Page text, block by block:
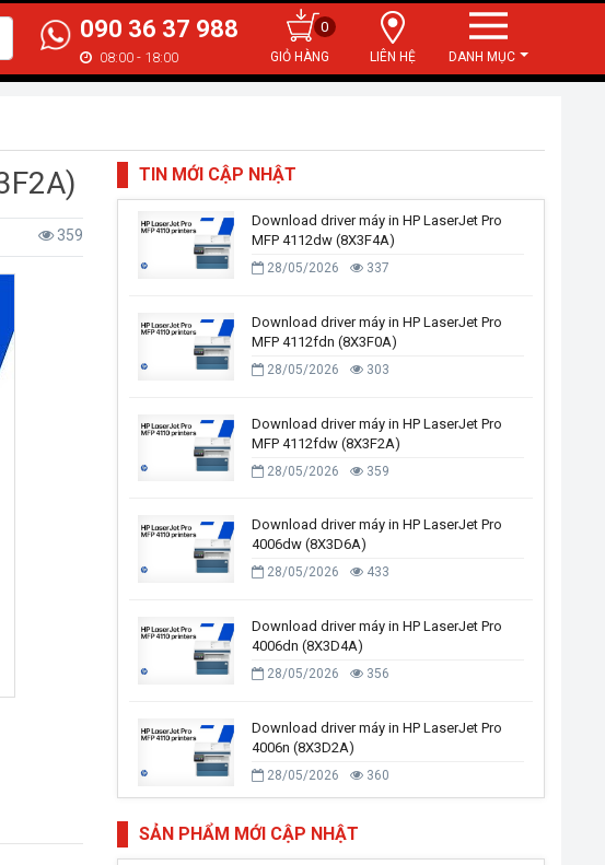
LIÊN HỆ DANH MỤC
0
090 36 37 988
08:00 - 18:00
359
TIN MỚI CẬP NHẬT
Download driver máy in HP LaserJet Pro
MFP 4112dw (8X3F4A)
28/05/2026 337
Download driver máy in HP LaserJet Pro
MFP 4112fdn (8X3F0A)
28/05/2026 303
Download driver máy in HP LaserJet Pro
MFP 4112fdw (8X3F2A)
28/05/2026 359
Download driver máy in HP LaserJet Pro
4006dw (8X3D6A)
28/05/2026 433
Download driver máy in HP LaserJet Pro
4006dn (8X3D4A)
28/05/2026 356
Download driver máy in HP LaserJet Pro
4006n (8X3D2A)
28/05/2026 360
SẢN PHẨM MỚI CẬP NHẬT